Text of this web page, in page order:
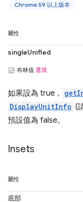
Chrome 59 以上版本
屬性
singleUnified
布林值 選填
如果設為 true，
DisplayUnitInfo (
預設值為 false。
Insets
屬性
底部